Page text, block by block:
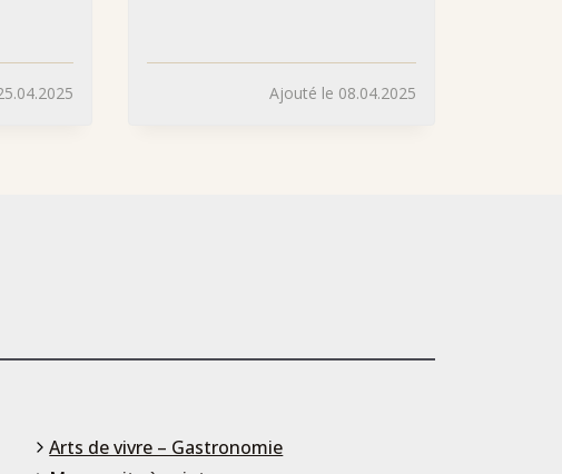
Ajouté le 08.04.2025
Arts de vivre – Gastronomie